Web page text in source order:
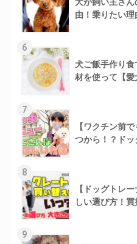
由！乗りたい理
6
犬ご飯手作り
材を使って【愛
7
【ワクチン前
つから！？ドッ
8
【ドッグトレ
しい選び方！
9